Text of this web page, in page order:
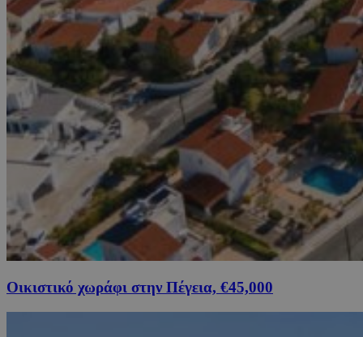
Οικιστικό χωράφι στην Πέγεια, €45,000